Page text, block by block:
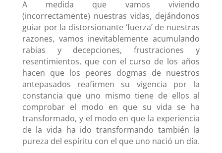
A medida que vamos viviendo
(incorrectamente) nuestras vidas, dejándonos
guiar por la distorsionante ‘fuerza’ de nuestras
razones, vamos inevitablemente acumulando
rabias y decepciones, frustraciones y
resentimientos, que con el curso de los años
hacen que los peores dogmas de nuestros
antepasados reafirmen su vigencia por la
constancia que uno mismo tiene de ellos al
comprobar el modo en que su vida se ha
transformado, y el modo en que la experiencia
de la vida ha ido transformando también la
pureza del espíritu con el que uno nació un día.